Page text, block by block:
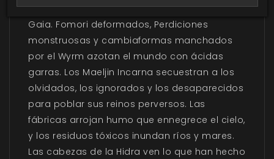
súbditas del complot del Wyrm para matar a
Gaia. Fomori deformados, Perdiciones
monstruosas y cambiaformas manchados
por el Wyrm azotan el mundo con ácidas
garras. Los Maeljin Incarna secuestran a los
olvidados, los ignorados y los desaparecidos
para poblar sus reinos perversos. Las
fábricas arrojan humo que ennegrece el cielo,
y los residuos tóxicos inundan ríos y mares.
Las cabezas de la Hidra ven lo que han hecho